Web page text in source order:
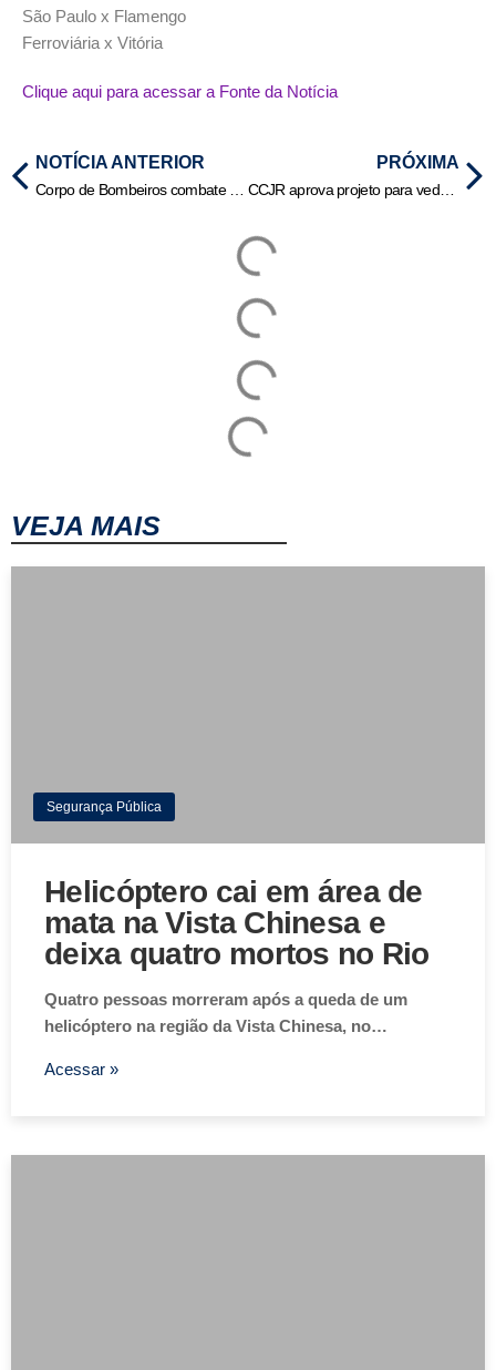
São Paulo x Flamengo
Ferroviária x Vitória
Clique aqui para acessar a Fonte da Notícia
NOTÍCIA ANTERIOR PRÓXIMA
CCJR aprova projeto para vedar concurso público apenas para formação de cadastro de reserva
VEJA MAIS
Segurança Pública
Helicóptero cai em área de
mata na Vista Chinesa e
deixa quatro mortos no Rio
Quatro pessoas morreram após a queda de um
helicóptero na região da Vista Chinesa, no…
Acessar »